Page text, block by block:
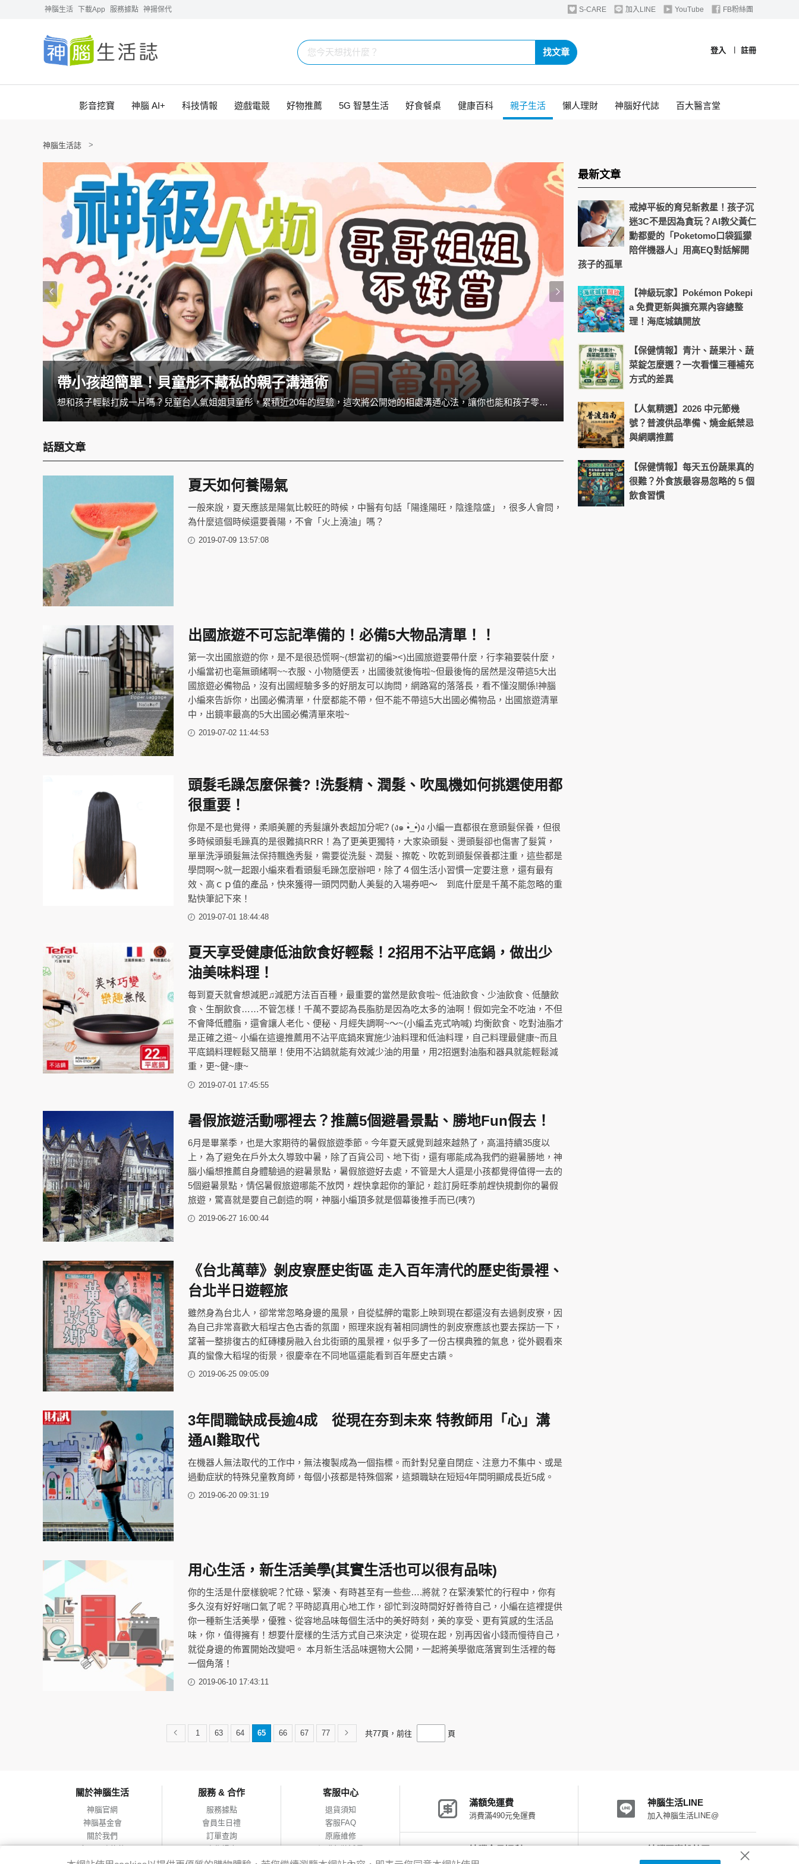
神腦生活 下載App 服務據點 神揚保代 S-CARE 加入LINE YouTube FB粉絲團
登入 註冊
找文章
影音挖寶 神腦 AI+ 科技情報 遊戲電競 好物推薦 5G 智慧生活 好食餐桌 健康百科 親子生活 懶人理財 神腦好代誌 百大醫言堂
神腦生活誌
帶小孩超簡單！貝童彤不藏私的親子溝通術
想和孩子輕鬆打成一片嗎？兒童台人氣姐姐貝童彤，累積近20年的經驗，這次將公開她的相處溝通心法，讓你也能和孩子零距離，關係更親密！
換季流感高峰延長！日常飲食與作
隨著疫情進入新階段，口罩鬆綁、外出活動增加，許多
話題文章
夏天如何養陽氣
一般來說，夏天應該是陽氣比較旺的時候，中醫有句話「陽逢陽旺，陰逢陰盛」，很多人會問，
為什麼這個時候還要養陽，不會「火上澆油」嗎？
2019-07-09 13:57:08
出國旅遊不可忘記準備的！必備5大物品清單！！
第一次出國旅遊的你，是不是很恐慌啊~(想當初的編><)出國旅遊要帶什麼，行李箱要裝什麼，
小編當初也毫無頭緒啊~~衣服、小物隨便丟，出國後就後悔啦~但最後悔的居然是沒帶這5大出
國旅遊必備物品，沒有出國經驗多多的好朋友可以詢問，網路寫的落落長，看不懂沒關係!神腦
小編來告訴你，出國必備清單，什麼都能不帶，但不能不帶這5大出國必備物品，出國旅遊清單
中，出鏡率最高的5大出國必備清單來啦~
2019-07-02 11:44:53
頭髮毛躁怎麼保養? !洗髮精、潤髮、吹風機如何挑選使用都
很重要！
你是不是也覺得，柔順美麗的秀髮讓外表超加分呢? (ง๑ •̀_•́)ง 小編一直都很在意頭髮保養，但很
多時候頭髮毛躁真的是很難搞RRR！為了更美更獨特，大家染頭髮、燙頭髮卻也傷害了髮質，
單單洗淨頭髮無法保持飄逸秀髮，需要從洗髮、潤髮、擦乾、吹乾到頭髮保養都注重，這些都是
學問啊～就一起跟小編來看看頭髮毛躁怎麼辦吧，除了４個生活小習慣一定要注意，還有最有
效、高ｃｐ值的產品，快來獲得一頭閃閃動人美髮的入場券吧～ 到底什麼是千萬不能忽略的重
點快筆記下來！
2019-07-01 18:44:48
夏天享受健康低油飲食好輕鬆！2招用不沾平底鍋，做出少
油美味料理！
每到夏天就會想減肥♫減肥方法百百種，最重要的當然是飲食啦~ 低油飲食、少油飲食、低醣飲
食、生酮飲食……不管怎樣！千萬不要認為長脂肪是因為吃太多的油啊！假如完全不吃油，不但
不會降低體脂，還會讓人老化、便秘、月經失調啊~～~(小編孟克式吶喊) 均衡飲食、吃對油脂才
是正確之道~ 小編在這邊推薦用不沾平底鍋來實施少油料理和低油料理，自己料理最健康~而且
平底鍋料理輕鬆又簡單！使用不沾鍋就能有效減少油的用量，用2招選對油脂和器具就能輕鬆減
重，更~健~康~
2019-07-01 17:45:55
暑假旅遊活動哪裡去？推薦5個避暑景點、勝地Fun假去！
6月是畢業季，也是大家期待的暑假旅遊季節。今年夏天感覺到越來越熱了，高溫持續35度以
上，為了避免在戶外太久導致中暑，除了百貨公司、地下街，還有哪能成為我們的避暑勝地，神
腦小編想推薦自身體驗過的避暑景點，暑假旅遊好去處，不管是大人還是小孩都覺得值得一去的
5個避暑景點，情侶暑假旅遊哪能不放閃，趕快拿起你的筆記，趁訂房旺季前趕快規劃你的暑假
旅遊，驚喜就是要自己創造的啊，神腦小編頂多就是個幕後推手而已(咦?)
2019-06-27 16:00:44
《台北萬華》剝皮寮歷史街區 走入百年清代的歷史街景裡、
台北半日遊輕旅
雖然身為台北人，卻常常忽略身邊的風景，自從艋舺的電影上映到現在都還沒有去過剝皮寮，因
為自己非常喜歡大稻埕古色古香的氛圍，照理來說有著相同調性的剝皮寮應該也要去探訪一下，
望著一整排復古的紅磚樓房融入台北街頭的風景裡，似乎多了一份古樸典雅的氣息，從外觀看來
真的蠻像大稻埕的街景，很慶幸在不同地區還能看到百年歷史古蹟。
2019-06-25 09:05:09
3年間職缺成長逾4成 從現在夯到未來 特教師用「心」溝
通AI難取代
在機器人無法取代的工作中，無法複製成為一個指標。而針對兒童自閉症、注意力不集中、或是
過動症狀的特殊兒童教育師，每個小孩都是特殊個案，這類職缺在短短4年間明顯成長近5成。
2019-06-20 09:31:19
用心生活，新生活美學(其實生活也可以很有品味)
你的生活是什麼樣貌呢？忙碌、緊湊、有時甚至有一些些….將就？在緊湊繁忙的行程中，你有
多久沒有好好喘口氣了呢？平時認真用心地工作，卻忙到沒時間好好善待自己，小編在這裡提供
你一種新生活美學，優雅、從容地品味每個生活中的美好時刻，美的享受、更有質感的生活品
味，你，值得擁有！想要什麼樣的生活方式自己來決定，從現在起，別再因省小錢而慢待自己，
就從身邊的佈置開始改變吧。 本月新生活品味選物大公開，一起將美學徹底落實到生活裡的每
一個角落！
2019-06-10 17:43:11
1 63 64 65 66 67 77 共77頁，前往 頁
最新文章
戒掉平板的育兒新救星！孩子沉
迷3C不是因為貪玩？AI教父黃仁
勳都愛的「Poketomo口袋狐獴
陪伴機器人」用高EQ對話解開
孩子的孤單
【神級玩家】Pokémon Pokepi
a 免費更新與擴充票內容總整
理！海底城鎮開放
【保健情報】青汁、蔬果汁、蔬
菜錠怎麼選？一次看懂三種補充
方式的差異
【人氣精選】2026 中元節幾
號？普渡供品準備、燒金紙禁忌
與網購推薦
【保健情報】每天五份蔬果真的
很難？外食族最容易忽略的 5 個
飲食習慣
關於神腦生活
神腦官網
神腦基金會
關於我們
會員服務條款
隱私權政策
服務 & 合作
服務據點
會員生日禮
訂單查詢
合作提案
客服中心
退貨須知
客服FAQ
原廠維修
網購包裝減量
滿額免運費
消費滿490元免運費
神腦生活LINE
加入神腦生活LINE@